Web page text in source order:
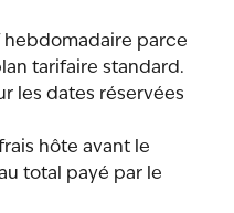
hebdomadaire parce
tarifaire standard.
les dates réservées
hôte avant le
total payé par le